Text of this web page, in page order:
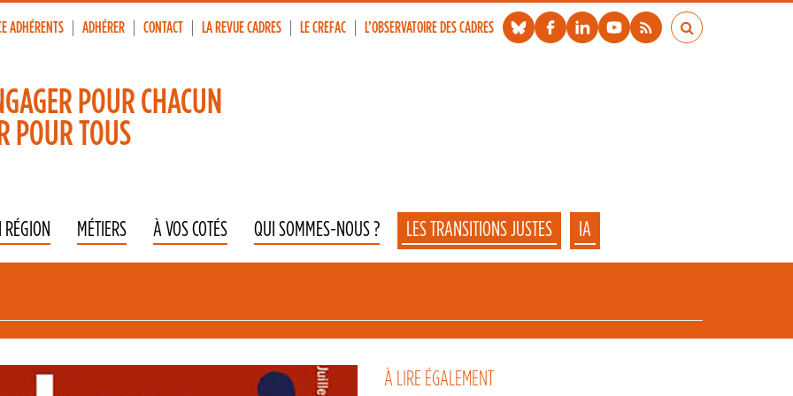
ADHÉRENTS ADHÉRER CONTACT LA REVUE CADRES LE CREFAC L’OBSERVATOIRE DES CADRES
POUR CHACUN
POUR TOUS
RÉGION MÉTIERS À VOS COTÉS QUI SOMMES-NOUS ? LES TRANSITIONS JUSTES IA
À LIRE ÉGALEMENT